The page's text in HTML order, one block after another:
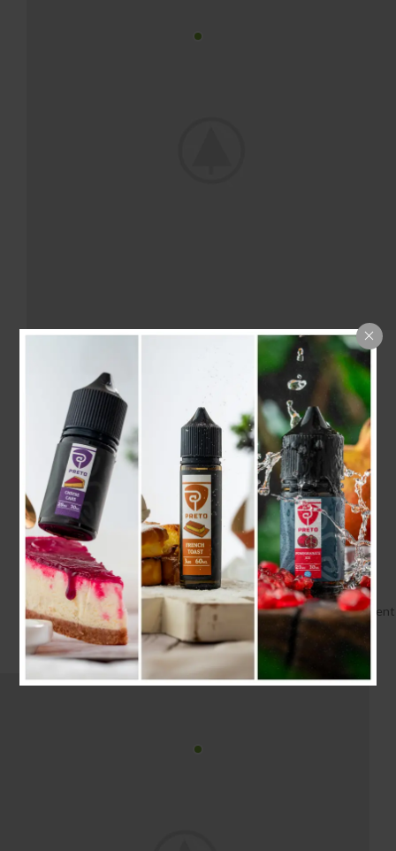
Condimentum fames egestas ad potenti
Sed mollis lectus condiment
facilisis dictumst laoreet adiping
Scelerisque ullamcorper facilisis nisl a suspendisse elementum
musat rasd dignissim at condimentum artas quam ut in. Ars hac
posuere luctus vehicula dapibus facilisis commodo curae parturient
adipiscing natoque.
Read more